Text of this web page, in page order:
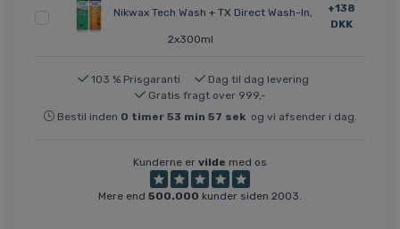
Nikwax Tech Wash + TX Direct Wash-In,
2x300ml
+138
DKK
103 % Prisgaranti
Dag til dag levering
Gratis fragt over 999,-
Bestil inden 0 timer 53 min 57 sekog vi afsender i dag.
Kunderne er vilde med os
Mere end 500.000 kunder siden 2003.